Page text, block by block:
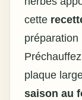
cette
préparation
plaque
saison au